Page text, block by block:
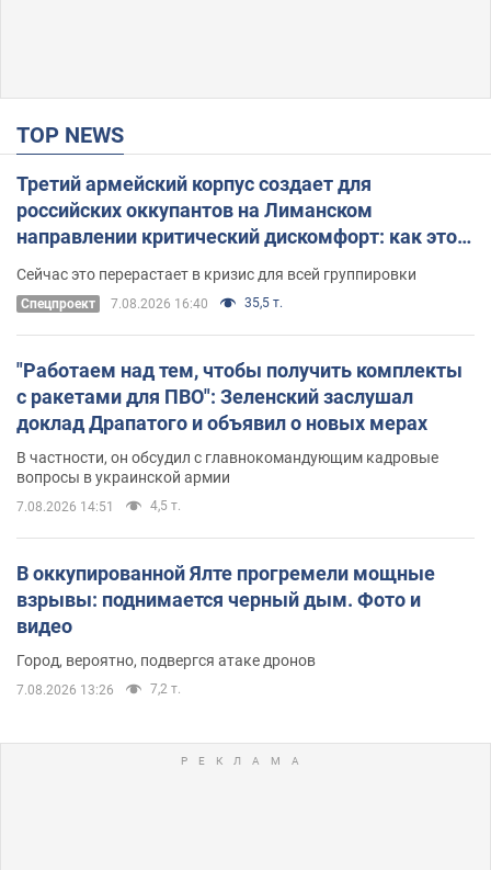
TOP NEWS
Третий армейский корпус создает для
российских оккупантов на Лиманском
направлении критический дискомфорт: как это
удалось
Сейчас это перерастает в кризис для всей группировки
Спецпроект 7.08.2026 16:40 35,5 т.
"Работаем над тем, чтобы получить комплекты
с ракетами для ПВО": Зеленский заслушал
доклад Драпатого и объявил о новых мерах
В частности, он обсудил с главнокомандующим кадровые
вопросы в украинской армии
7.08.2026 14:51 4,5 т.
В оккупированной Ялте прогремели мощные
взрывы: поднимается черный дым. Фото и
видео
Город, вероятно, подвергся атаке дронов
7.08.2026 13:26 7,2 т.